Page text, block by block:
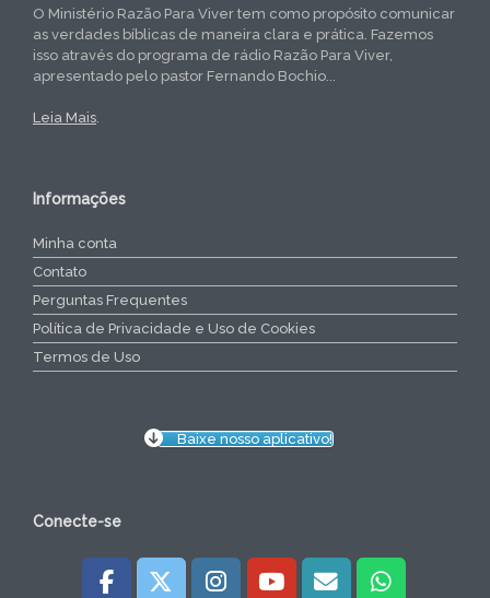
O Ministério Razão Para Viver tem como propósito comunicar
as verdades bíblicas de maneira clara e prática. Fazemos
isso através do programa de rádio Razão Para Viver,
apresentado pelo pastor Fernando Bochio...
Leia Mais.
Informações
Minha conta
Contato
Perguntas Frequentes
Política de Privacidade e Uso de Cookies
Termos de Uso
Baixe nosso aplicativo!
Conecte-se